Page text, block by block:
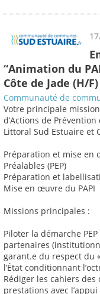
“Animation du
Côte de Jade (H/F)
Communauté de
Votre principale
d’Actions de
Littoral Sud Estuaire et
Préparation et mise en
Préalables (PEP)
Préparation et
Mise en œuvre du PAPI
Missions principales :
Piloter la démarche
partenaires
garant.e du respect du
l’État conditionnant
Rédiger les cahiers
prestations avec